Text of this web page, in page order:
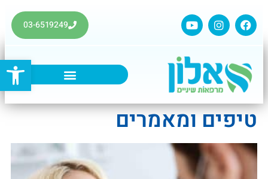
03-6519249
טיפים ומאמרים
פתח